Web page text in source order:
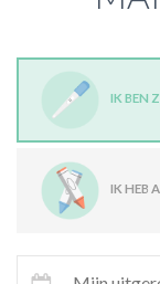
IK BEN
IK HEB